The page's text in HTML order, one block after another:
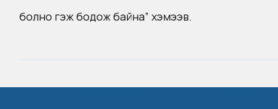
болно гэж бодож байна” хэмээв.